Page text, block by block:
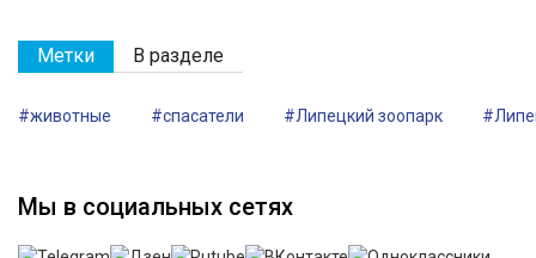
Метки В разделе
#животные #спасатели #Липецкий зоопарк
Мы в социальных сетях